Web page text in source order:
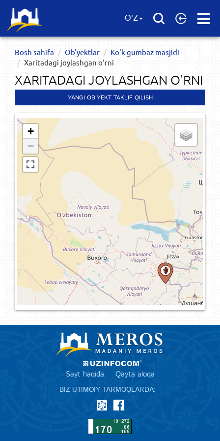
Open
O'Z
Bosh sahifa Ob'yektlar​
Ko‘k gumbaz masjidi
Xaritadagi joylashgan o'rni
XARITADAGI JOYLASHGAN O'RNI
YANGI OB'YEKT TAKLIF QILISH
+
−
Sayt haqida Qayta aloqa
BIZ IJTIMOIY TARMOQLARDA: